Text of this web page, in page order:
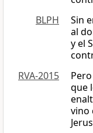
BLPH
Sin
al
y el
RVA-2015
que
vino